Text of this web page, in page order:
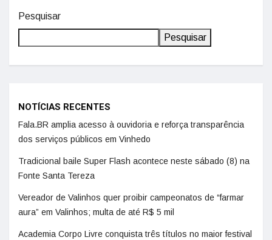
Pesquisar
Pesquisar
NOTÍCIAS RECENTES
Fala.BR amplia acesso à ouvidoria e reforça transparência
dos serviços públicos em Vinhedo
Tradicional baile Super Flash acontece neste sábado (8) na
Fonte Santa Tereza
Vereador de Valinhos quer proibir campeonatos de “farmar
aura” em Valinhos; multa de até R$ 5 mil
Academia Corpo Livre conquista três títulos no maior festival